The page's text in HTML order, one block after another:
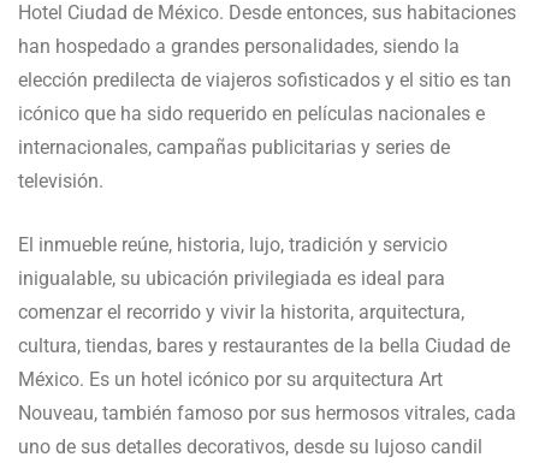
Hotel Ciudad de México. Desde entonces, sus habitaciones
han hospedado a grandes personalidades, siendo la
elección predilecta de viajeros sofisticados y el sitio es tan
icónico que ha sido requerido en películas nacionales e
internacionales, campañas publicitarias y series de
televisión.
El inmueble reúne, historia, lujo, tradición y servicio
inigualable, su ubicación privilegiada es ideal para
comenzar el recorrido y vivir la historita, arquitectura,
cultura, tiendas, bares y restaurantes de la bella Ciudad de
México. Es un hotel icónico por su arquitectura Art
Nouveau, también famoso por sus hermosos vitrales, cada
uno de sus detalles decorativos, desde su lujoso candil